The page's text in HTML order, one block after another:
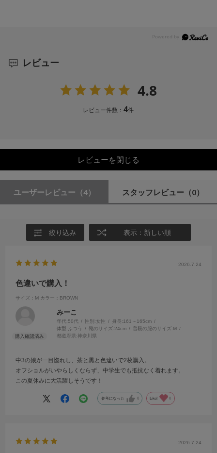
レビュー
4.8
レビュー件数：4件
レビューを閉じる
ユーザーレビュー （4） スタッフレビュー （0）
絞り込み 表示：新しい順
2026.7.24
色違いで購入！
サイズ：M カラー：BROWN
みーこ
年代:50代 性別:女性 身長:161～165cm
体型: ふつう 靴のサイズ:24cm 普段の服のサイズ:M
都道府県:神奈川県
中3の娘が一目惚れし、茶と黒と色違いで2枚購入。
オフショルがいやらしくならず、中学生でも抵抗なく着れます。
この夏休みに大活躍しそうです！
参考になった 0 Like! 0
2026.7.24